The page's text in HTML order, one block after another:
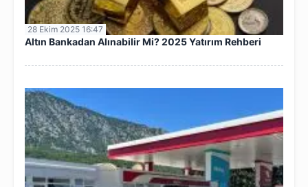
28 Ekim 2025 16:47
Altın Bankadan Alınabilir Mi? 2025 Yatırım Rehberi